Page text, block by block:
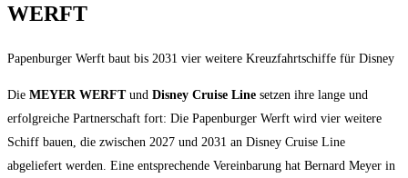
WERFT
Papenburger Werft baut bis 2031 vier weitere Kreuzfahrtschiffe für Disney
Die MEYER WERFTund Disney Cruise Line setzen ihre lange und
erfolgreiche Partnerschaft fort: Die Papenburger Werft wird vier weitere
Schiff bauen, die zwischen 2027 und 2031 an Disney Cruise Line
abgeliefert werden. Eine entsprechende Vereinbarung hat Bernard Meyer in